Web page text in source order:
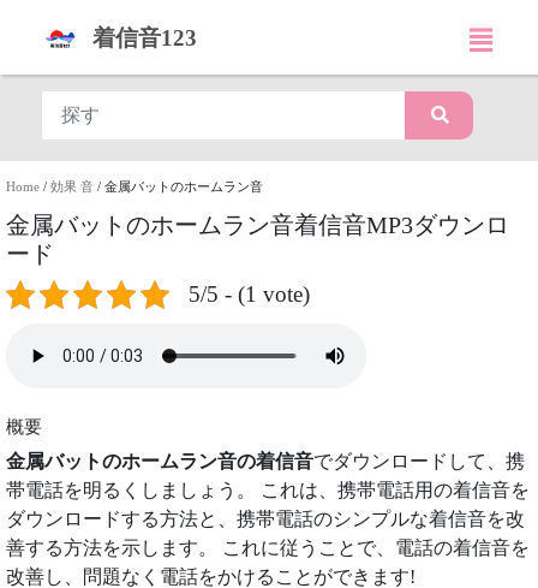
着信音123
Home / 効果 音 / 金属バットのホームラン音
金属バットのホームラン音着信音MP3ダウンロ
ード
5/5 - (1 vote)
概要
金属バットのホームラン音の着信音でダウンロードして、携
帯電話を明るくしましょう。 これは、携帯電話用の着信音を
ダウンロードする方法と、携帯電話のシンプルな着信音を改
善する方法を示します。 これに従うことで、電話の着信音を
改善し、問題なく電話をかけることができます!